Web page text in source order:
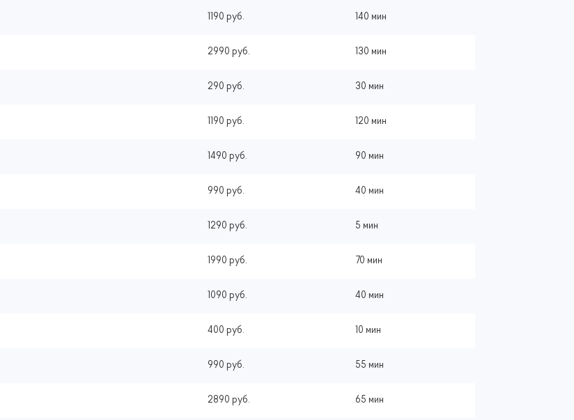
1190 руб. 140 мин
2990 руб. 130 мин
290 руб. 30 мин
1190 руб. 120 мин
1490 руб. 90 мин
990 руб. 40 мин
1290 руб. 5 мин
1990 руб. 70 мин
1090 руб. 40 мин
400 руб. 10 мин
990 руб. 55 мин
2890 руб. 65 мин